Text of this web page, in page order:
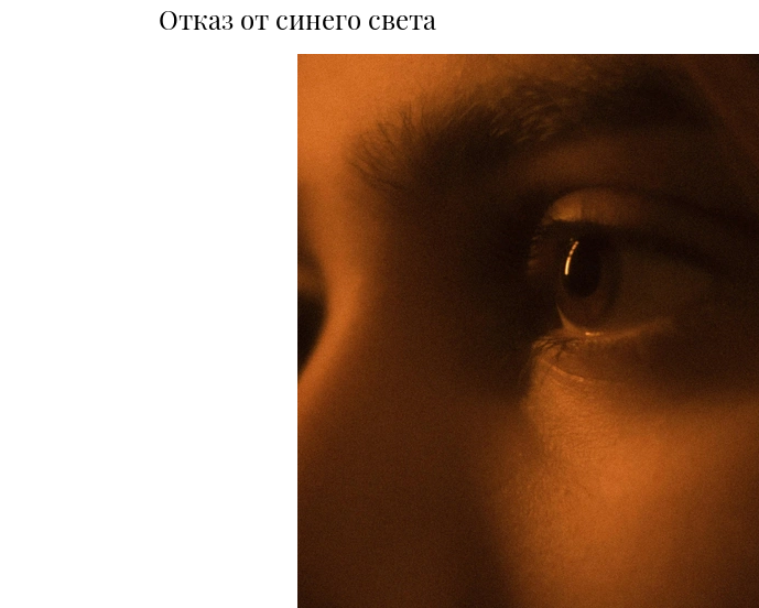
Отказ от синего света